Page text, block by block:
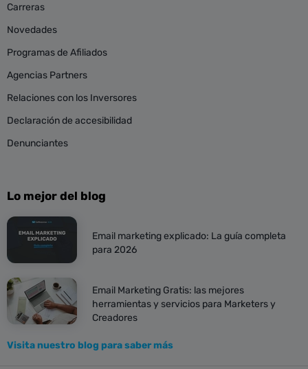
Carreras
Novedades
Programas de Afiliados
Agencias Partners
Relaciones con los Inversores
Declaración de accesibilidad
Denunciantes
Lo mejor del blog
Email marketing explicado: La guía completa
para 2026
Email Marketing Gratis: las mejores
herramientas y servicios para Marketers y
Creadores
Visita nuestro blog para saber más